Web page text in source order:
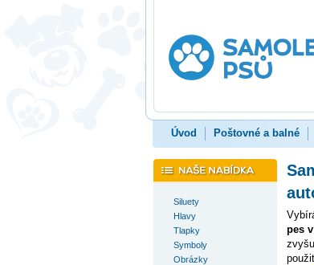
Úvod Poštovné a balné
Siluety
Hlavy
Tlapky
Symboly
Obrázky
pes